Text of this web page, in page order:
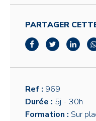
PARTAGER
Ref : 969
Durée : 5j - 30h
Formation : Sur